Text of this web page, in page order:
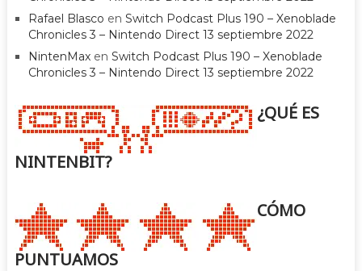
Rafael Blasco en Switch Podcast Plus 190 – Xenoblade
Chronicles 3 – Nintendo Direct 13 septiembre 2022
NintenMaxen Switch Podcast Plus 190 – Xenoblade
Chronicles 3 – Nintendo Direct 13 septiembre 2022
¿QUÉ ES
NINTENBIT?
CÓMO
PUNTUAMOS